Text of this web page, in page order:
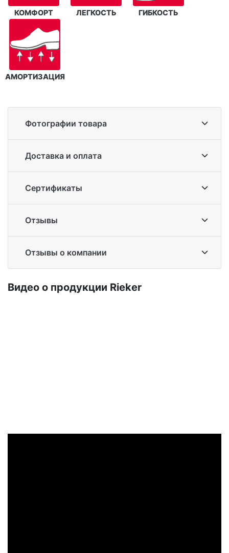
КОМФОРТ ЛЕГКОСТЬ ГИБКОСТЬ
АМОРТИЗАЦИЯ
Фотографии товара
Доставка и оплата
Сертификаты
Отзывы
Отзывы о компании
Ви­део о про­дук­ции Ri­eker